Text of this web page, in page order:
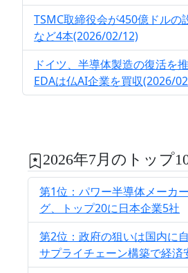
TSMC取締役会が450億ドルの
など4本(2026/02/12)
ドイツ、半導体製造の復活を
EDAは仏AI企業を買収(2026/
2026年7月のトップ
第1位：パワー半導体メーカ
グ、トップ20に日本企業5社
第2位：政府の狙いは国内に
サプライチェーン構築で経済